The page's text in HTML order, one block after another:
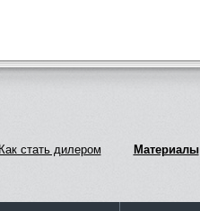
Как стать дилером Материалы